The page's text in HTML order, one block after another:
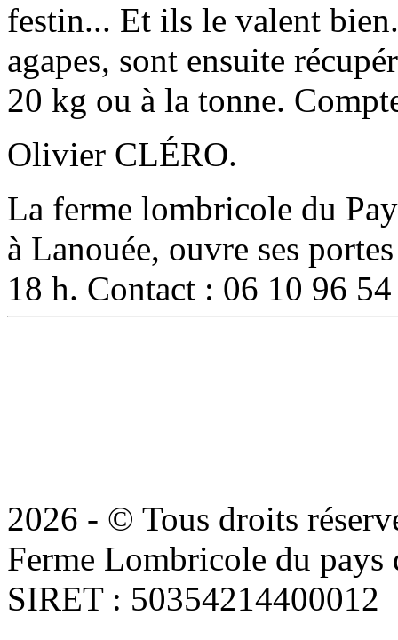
festin... Et ils le valent
agapes, sont ensuite
20 kg ou à la tonne.
Olivier CLÉRO.
La ferme lombricole du
à Lanouée, ouvre ses
18 h. Contact : 06 10 96
2026 - © Tous droits
Ferme Lombricole du pays
SIRET : 50354214400012